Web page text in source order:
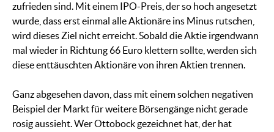
zufrieden sind. Mit einem IPO-Preis, der so hoch angesetzt
wurde, dass erst einmal alle Aktionäre ins Minus rutschen,
wird dieses Ziel nicht erreicht. Sobald die Aktie irgendwann
mal wieder in Richtung 66 Euro klettern sollte, werden sich
diese enttäuschten Aktionäre von ihren Aktien trennen.
Ganz abgesehen davon, dass mit einem solchen negativen
Beispiel der Markt für weitere Börsengänge nicht gerade
rosig aussieht. Wer Ottobock gezeichnet hat, der hat